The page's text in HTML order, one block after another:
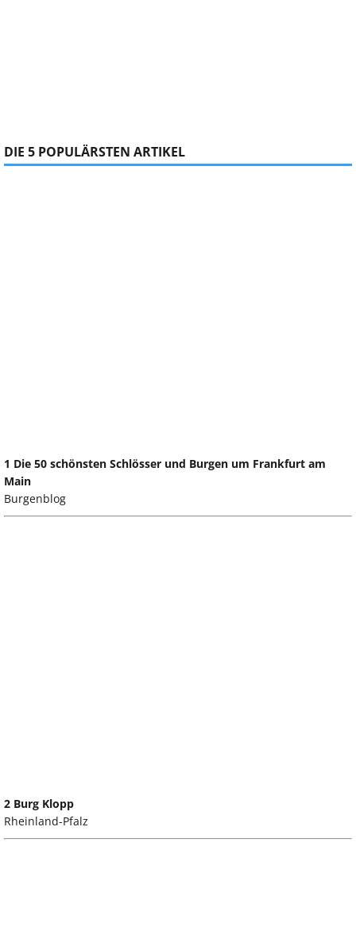
DIE 5 POPULÄRSTEN ARTIKEL
1 Die 50 schönsten Schlösser und Burgen um Frankfurt am
Main
Burgenblog
2 Burg Klopp
Rheinland-Pfalz